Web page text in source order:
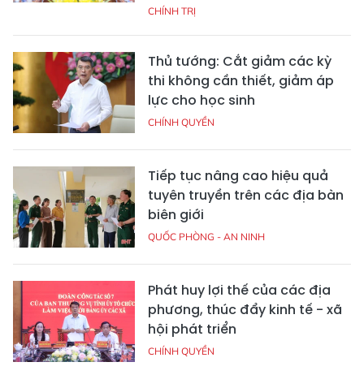
CHÍNH TRỊ
Thủ tướng: Cắt giảm các kỳ
thi không cần thiết, giảm áp
lực cho học sinh
CHÍNH QUYỀN
Tiếp tục nâng cao hiệu quả
tuyên truyền trên các địa bàn
biên giới
QUỐC PHÒNG - AN NINH
Phát huy lợi thế của các địa
phương, thúc đẩy kinh tế - xã
hội phát triển
CHÍNH QUYỀN